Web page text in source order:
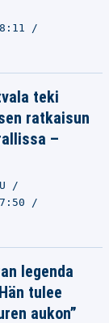
teki
ratkaisun
–
legenda
tulee
aukon”